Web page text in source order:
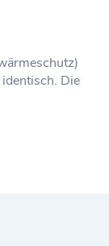
Die